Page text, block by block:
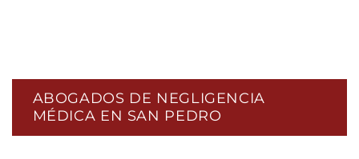
ABOGADOS DE NEGLIGENCIA
MÉDICA EN SAN PEDRO